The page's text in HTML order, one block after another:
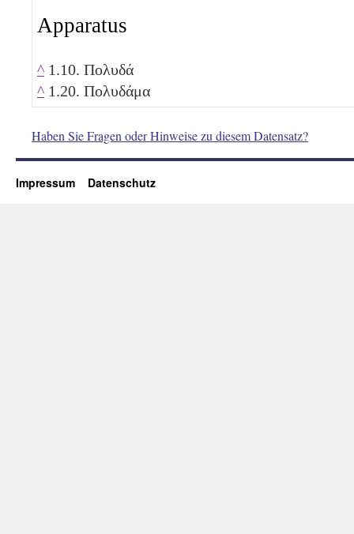
Apparatus
^ 1.10. Πολυδά
^ 1.20. Πολυδάμα
Haben Sie Fragen oder Hinweise zu diesem Datensatz?
Impressum Datenschutz